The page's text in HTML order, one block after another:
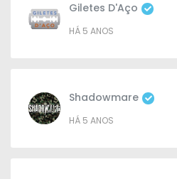
Giletes D'Aço
HÁ 5 ANOS
Shadowmare
HÁ 5 ANOS